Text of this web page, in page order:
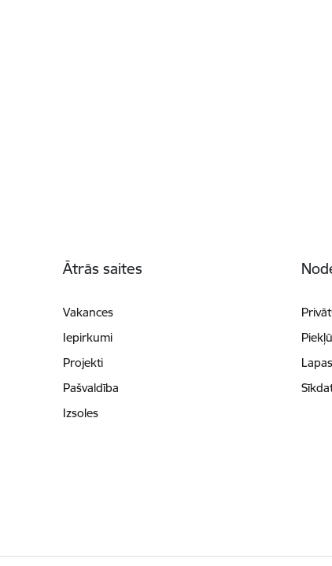
Ātrās saites
Vakances
Iepirkumi
Projekti
Pašvaldība
Izsoles